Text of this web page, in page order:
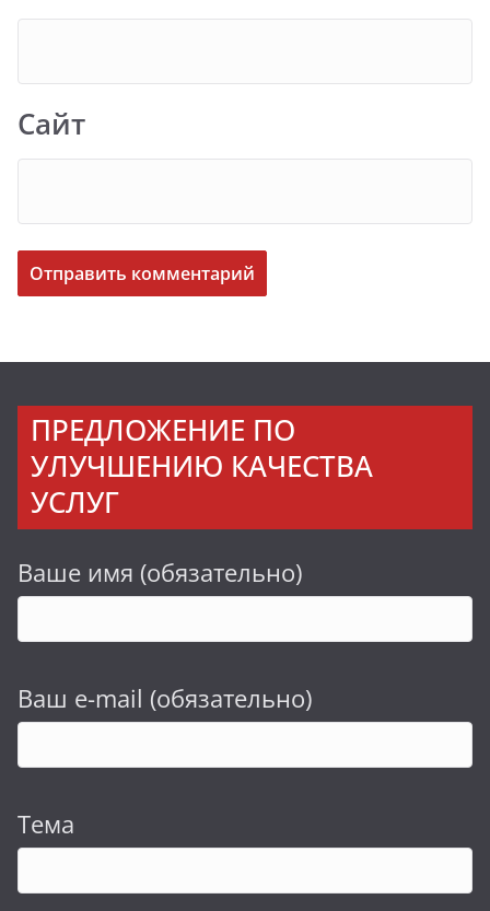
Сайт
ПРЕДЛОЖЕНИЕ ПО
УЛУЧШЕНИЮ КАЧЕСТВА
УСЛУГ
Ваше имя (обязательно)
Ваш e-mail (обязательно)
Тема